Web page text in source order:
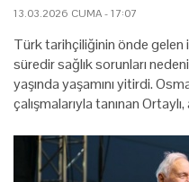
13.03.2026 CUMA - 17:07
Türk tarihçiliğinin önde gelen
süredir sağlık sorunları
yaşında yaşamını yitirdi.
çalışmalarıyla tanınan